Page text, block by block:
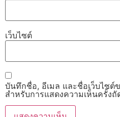
เว็บไซต์
บันทึกชื่อ, อีเมล และชื่อเว็บไซต์
สำหรับการแสดงความเห็นครั้งถั